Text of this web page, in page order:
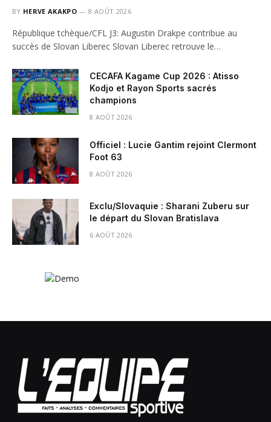
BY HERVE AKAKPO 8 AOÛT 2026
République tchèque/CFL J3: Augustin Drakpe contribue au
succès de Slovan Liberec Slovan Liberec retrouve le…
CECAFA Kagame Cup 2026 : Atisso
Kodjo et Rayon Sports sacrés
champions
8 AOÛT 2026
Officiel : Lucie Gantim rejoint Clermont
Foot 63
8 AOÛT 2026
Exclu/Slovaquie : Sharani Zuberu sur
le départ du Slovan Bratislava
6 AOÛT 2026